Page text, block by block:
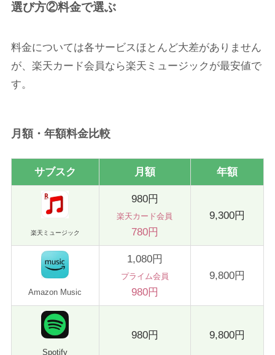
選び方②料金で選ぶ
料金については各サービスほとんど大差がありません
が、楽天カード会員なら楽天ミュージックが最安値で
す。
月額・年額料金比較
サブスク 月額 年額
楽天ミュージック
980円
楽天カード会員
780円
9,300円
Amazon Music
1,080円
プライム会員
980円
9,800円
Spotify
980円 9,800円